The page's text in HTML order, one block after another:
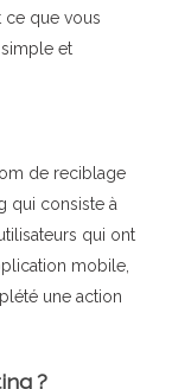
ce que vous
et
de reciblage
qui consiste à
qui ont
mobile,
une action
?